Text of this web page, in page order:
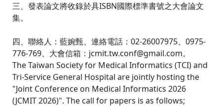
三、發表論文將收錄於具ISBN國際標準書號之大會論文
集。
四、聯絡人：藍婉甄、連絡電話：02-26007975、0975-
776-769、大會信箱：jcmit.tw.conf@gmail.com。
The Taiwan Society for Medical Informatics (TCI) and
Tri-Service General Hospital are jointly hosting the
"Joint Conference on Medical Informatics 2026
(JCMIT 2026)". The call for papers is as follows;